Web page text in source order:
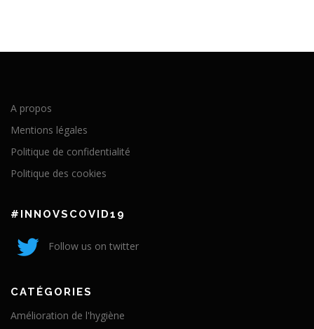
A propos
Mentions légales
Politique de confidentialité
Politique des cookies
#INNOVSCOVID19
Follow us on twitter
CATÉGORIES
Amélioration de l'hygiène